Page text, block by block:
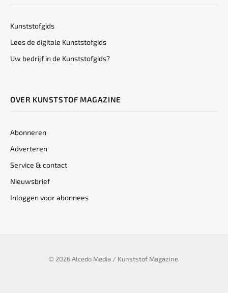
Kunststofgids
Lees de digitale Kunststofgids
Uw bedrijf in de Kunststofgids?
OVER KUNSTSTOF MAGAZINE
Abonneren
Adverteren
Service & contact
Nieuwsbrief
Inloggen voor abonnees
© 2026 Alcedo Media / Kunststof Magazine.